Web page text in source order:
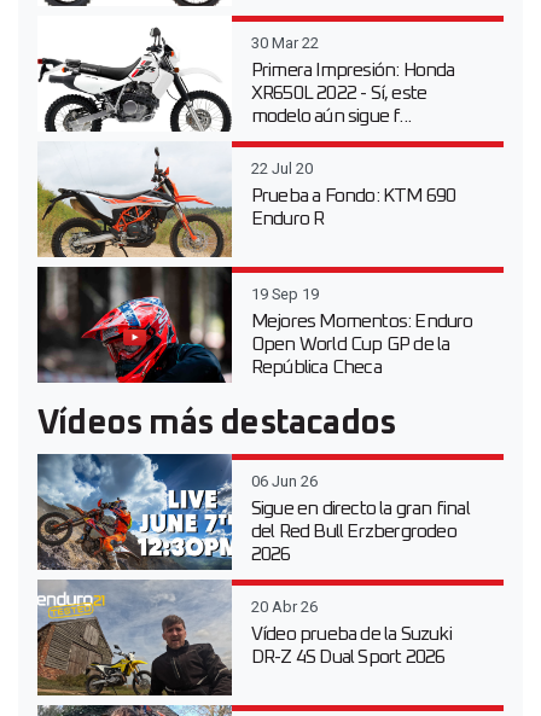
30 Mar 22
Primera Impresión: Honda
XR650L 2022 - Sí, este
modelo aún sigue f...
22 Jul 20
Prueba a Fondo: KTM 690
Enduro R
19 Sep 19
Mejores Momentos: Enduro
Open World Cup GP de la
República Checa
Vídeos más destacados
06 Jun 26
Sigue en directo la gran final
del Red Bull Erzbergrodeo
2026
20 Abr 26
Vídeo prueba de la Suzuki
DR-Z 4S Dual Sport 2026